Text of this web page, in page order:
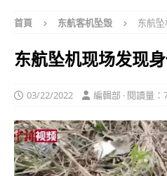
首頁 东航客机坠毁 东航
东航坠机现场发现
03/22/2022 編輯部 · 閱讀量：